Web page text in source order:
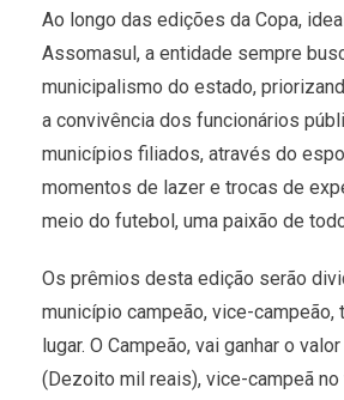
Ao longo das edições da Copa,
Assomasul, a entidade sempre
municipalismo do estado,
a convivência dos funcionários
municípios filiados, através do
momentos de lazer e trocas de
meio do futebol, uma paixão de
Os prêmios desta edição serão
município campeão, vice-campeão,
lugar. O Campeão, vai ganhar o
(Dezoito mil reais), vice-campeã no